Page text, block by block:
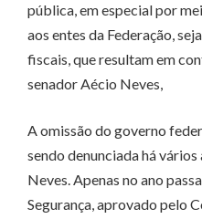
pública, em especial por
aos entes da Federação,
fiscais, que resultam em
senador Aécio Neves,
A omissão do governo
sendo denunciada há
Neves. Apenas no ano
Segurança, aprovado pelo